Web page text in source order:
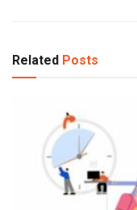
Related Posts